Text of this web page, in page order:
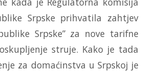
Srpske prihvatila zahtjev
Srpske” za nove tarifne
struje. Kako je tada
za domaćinstva u Srpskoj je